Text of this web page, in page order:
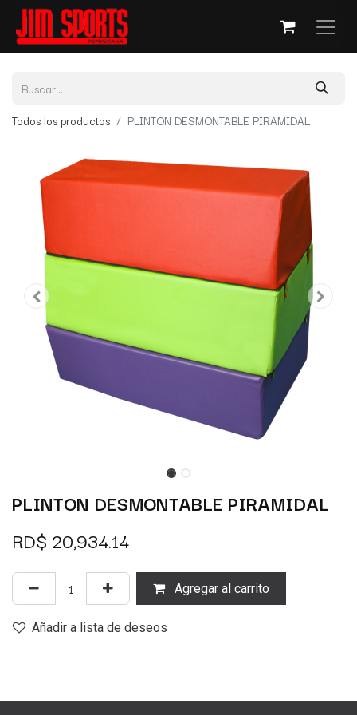
Todos los productos PLINTON DESMONTABLE PIRAMIDAL
PLINTON DESMONTABLE PIRAMIDAL
RD$ 20,934.14
Agregar al carrito
Añadir a lista de deseos